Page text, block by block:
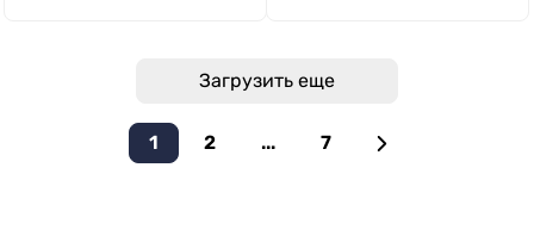
Загрузить еще
1 2 ... 7